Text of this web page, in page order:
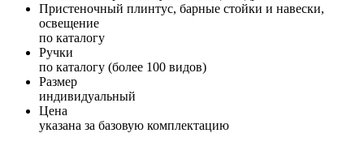
Пристеночный плинтус, барные стойки и навески,
освещение
по каталогу
Ручки
по каталогу (более 100 видов)
Размер
индивидуальный
Цена
указана за базовую комплектацию